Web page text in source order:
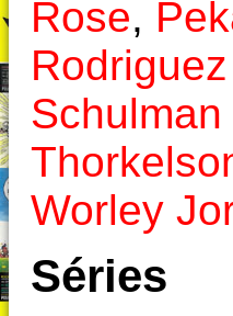
Rose,
Worley
Séries